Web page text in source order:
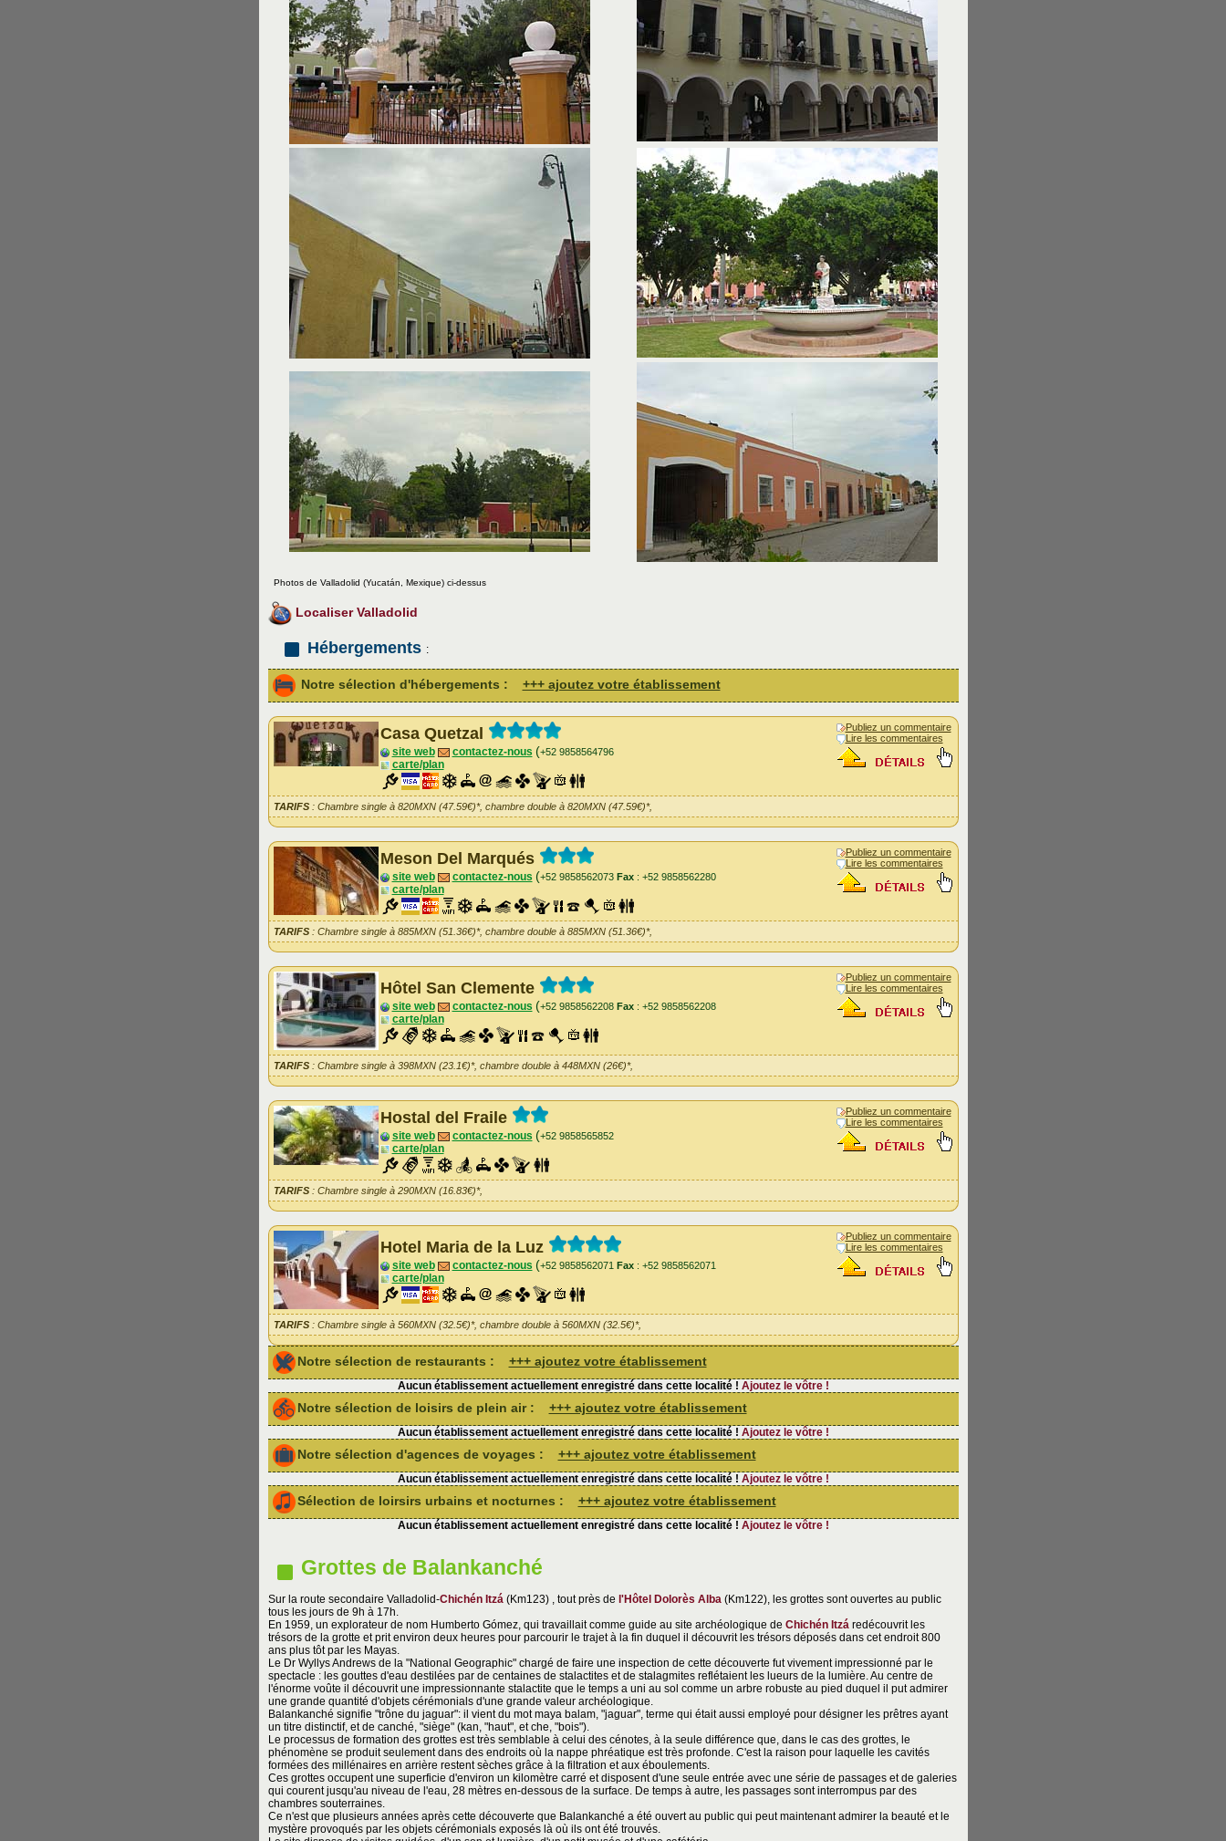
Photos de Valladolid (Yucatán, Mexique) ci-dessus
Localiser Valladolid
Hébergements :
Notre sélection d'hébergements : +++ ajoutez votre établissement
Casa Quetzal
site web contactez-nous (+52 9858564796
carte/plan
Publiez un commentaire
Lire les commentaires
TARIFS: Chambre single à 820MXN (47.59€)*, chambre double à 820MXN (47.59€)*,
Meson Del Marqués
site web contactez-nous (+52 9858562073 Fax: +52 9858562280
carte/plan
Publiez un commentaire
Lire les commentaires
TARIFS: Chambre single à 885MXN (51.36€)*, chambre double à 885MXN (51.36€)*,
Hôtel San Clemente
site web contactez-nous (+52 9858562208 Fax: +52 9858562208
carte/plan
Publiez un commentaire
Lire les commentaires
TARIFS: Chambre single à 398MXN (23.1€)*, chambre double à 448MXN (26€)*,
Hostal del Fraile
site web contactez-nous (+52 9858565852
carte/plan
Publiez un commentaire
Lire les commentaires
TARIFS: Chambre single à 290MXN (16.83€)*,
Hotel Maria de la Luz
site web contactez-nous (+52 9858562071 Fax: +52 9858562071
carte/plan
Publiez un commentaire
Lire les commentaires
TARIFS: Chambre single à 560MXN (32.5€)*, chambre double à 560MXN (32.5€)*,
Notre sélection de restaurants : +++ ajoutez votre établissement
Aucun établissement actuellement enregistré dans cette localité ! Ajoutez le vôtre !
Notre sélection de loisirs de plein air : +++ ajoutez votre établissement
Aucun établissement actuellement enregistré dans cette localité ! Ajoutez le vôtre !
Notre sélection d'agences de voyages : +++ ajoutez votre établissement
Aucun établissement actuellement enregistré dans cette localité ! Ajoutez le vôtre !
Sélection de loirsirs urbains et nocturnes : +++ ajoutez votre établissement
Aucun établissement actuellement enregistré dans cette localité ! Ajoutez le vôtre !
Grottes de Balankanché
Sur la route secondaire Valladolid-Chichén Itzá(Km123) , tout près de l'Hôtel Dolorès Alba(Km122), les grottes sont ouvertes au public
tous les jours de 9h à 17h.
En 1959, un explorateur de nom Humberto Gómez, qui travaillait comme guide au site archéologique de Chichén Itzáredécouvrit les
trésors de la grotte et prit environ deux heures pour parcourir le trajet à la fin duquel il découvrit les trésors déposés dans cet endroit 800
ans plus tôt par les Mayas.
Le Dr Wyllys Andrews de la "National Geographic" chargé de faire une inspection de cette découverte fut vivement impressionné par le
spectacle : les gouttes d'eau destilées par de centaines de stalactites et de stalagmites reflétaient les lueurs de la lumière. Au centre de
l'énorme voûte il découvrit une impressionnante stalactite que le temps a uni au sol comme un arbre robuste au pied duquel il put admirer
une grande quantité d'objets cérémonials d'une grande valeur archéologique.
Balankanché signifie "trône du jaguar": il vient du mot maya balam, "jaguar", terme qui était aussi employé pour désigner les prêtres ayant
un titre distinctif, et de canché, "siège" (kan, "haut", et che, "bois").
Le processus de formation des grottes est très semblable à celui des cénotes, à la seule différence que, dans le cas des grottes, le
phénomène se produit seulement dans des endroits où la nappe phréatique est très profonde. C'est la raison pour laquelle les cavités
formées des millénaires en arrière restent sèches grâce à la filtration et aux éboulements.
Ces grottes occupent une superficie d'environ un kilomètre carré et disposent d'une seule entrée avec une série de passages et de galeries
qui courent jusqu'au niveau de l'eau, 28 mètres en-dessous de la surface. De temps à autre, les passages sont interrompus par des
chambres souterraines.
Ce n'est que plusieurs années après cette découverte que Balankanché a été ouvert au public qui peut maintenant admirer la beauté et le
mystère provoqués par les objets cérémonials exposés là où ils ont été trouvés.